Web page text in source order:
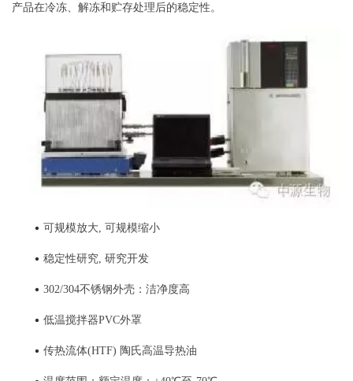
产品在冷冻、解冻和贮存处理后的稳定性。
• 可规模放大, 可规模缩小
• 稳定性研究, 研究开发
• 302/304不锈钢外壳：洁净度高
• 低温搅拌器PVC外罩
• 传热流体(HTF) 陶氏高温导热油